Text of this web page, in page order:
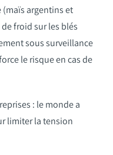
(maïs argentins et
froid sur les blés
sous surveillance
le risque en cas de
: le monde a
limiter la tension